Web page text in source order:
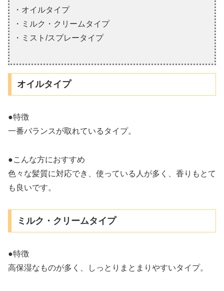
・オイルタイプ
・ミルク・クリームタイプ
・ミスト/スプレータイプ
オイルタイプ
●特徴
一番バランスが取れているタイプ。
●こんな方におすすめ
色々な髪質に対応でき、使っている人が多く、香りもとて
も良いです。
ミルク・クリームタイプ
●特徴
高保湿なものが多く、しっとりまとまりやすいタイプ。